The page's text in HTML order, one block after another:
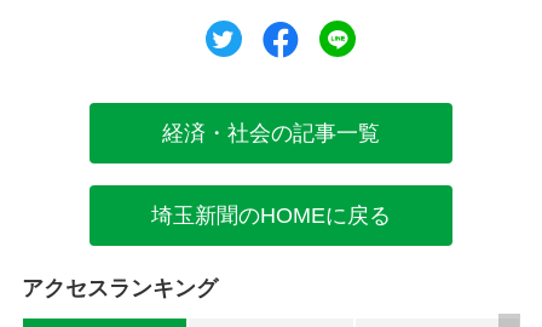
ツイートシェア
経済・社会の記事一覧
埼玉新聞のHOMEに戻る
アクセスランキング